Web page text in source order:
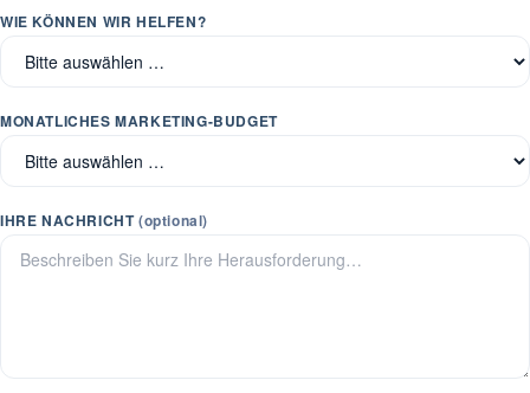
WIE KÖNNEN WIR HELFEN?
MONATLICHES MARKETING-BUDGET
IHRE NACHRICHT(optional)